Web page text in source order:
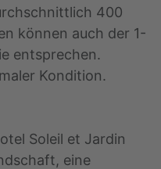
400
können auch der 1-
entsprechen.
Kondition.
Soleil et Jardin
eine